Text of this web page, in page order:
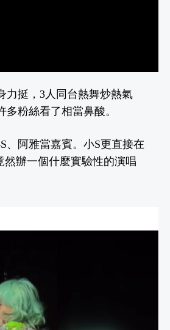
力挺，3人同台熱舞炒熱氣
粉絲看了相當鼻酸。
、阿雅當嘉賓。小S更直接在
然辦一個什麼實驗性的演唱